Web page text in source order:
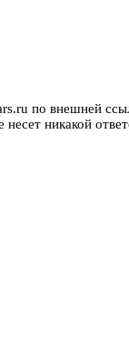
по внешней
никакой